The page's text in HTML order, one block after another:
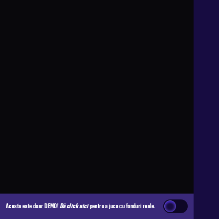
Acesta este doar DEMO!Dă click aicipentru a juca cu fonduri reale.